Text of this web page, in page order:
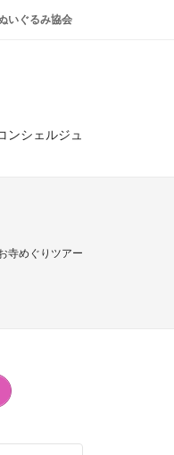
いぐるみ協会
ンシェルジュ
寺めぐりツアー